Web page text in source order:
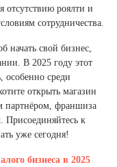
отсутствию роялти и
сотрудничества.
начать свой бизнес,
В 2025 году этот
особенно среди
открыть магазин
партнёром, франшиза
к
уже сегодня!
бизнеса в 2025